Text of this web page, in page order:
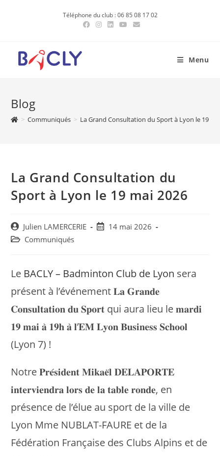
Téléphone du club : 06 85 08 17 02
Menu
Blog
> Communiqués > La Grand Consultation du Sport à Lyon le 19
La Grand Consultation du
Sport à Lyon le 19 mai 2026
Post
author:
Julien LAMERCERIE
Post14 mai 2026
Post Communiqués
Le BACLY – Badminton Club de Lyon sera
présent à l’événement 𝐋𝐚 𝐆𝐫𝐚𝐧𝐝𝐞
𝐂𝐨𝐧𝐬𝐮𝐥𝐭𝐚𝐭𝐢𝐨𝐧 𝐝𝐮 𝐒𝐩𝐨𝐫𝐭 qui aura lieu le 𝐦𝐚𝐫𝐝𝐢
𝟏𝟗 𝐦𝐚𝐢 𝐚̀ 𝟏𝟗𝐡 𝐚̀ 𝐥’𝐄𝐌 𝐋𝐲𝐨𝐧 𝐁𝐮𝐬𝐢𝐧𝐞𝐬𝐬 𝐒𝐜𝐡𝐨𝐨𝐥
(Lyon 7) !
Notre 𝐏𝐫𝐞́𝐬𝐢𝐝𝐞𝐧𝐭 𝐌𝐢𝐤𝐚𝐞̈𝐥 𝐃𝐄𝐋𝐀𝐏𝐎𝐑𝐓𝐄
𝐢𝐧𝐭𝐞𝐫𝐯𝐢𝐞𝐧𝐝𝐫𝐚 𝐥𝐨𝐫𝐬 𝐝𝐞 𝐥𝐚 𝐭𝐚𝐛𝐥𝐞 𝐫𝐨𝐧𝐝𝐞, en
présence de l’élue au sport de la ville de
Lyon Mme NUBLAT-FAURE et de la
Fédération Française des Clubs Alpins et de